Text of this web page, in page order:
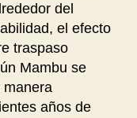
del
el efecto
traspaso
Mambu se
manera
años de